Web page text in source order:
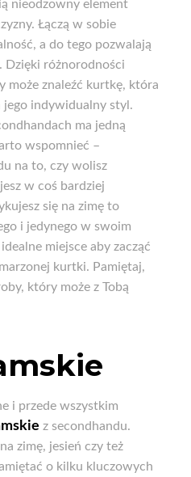
nieodzowny element
Łączą w sobie
a do tego pozwalają
Dzięki różnorodności
może znaleźć kurtkę, która
jego indywidualny styl.
ma jedną
wspomnieć –
na to, czy wolisz
w coś bardziej
się na zimę to
i jedynego w swoim
miejsce aby zacząć
kurtki. Pamiętaj,
który może z Tobą
i przede wszystkim
z secondhandu.
zimę, jesień czy też
o kilku kluczowych